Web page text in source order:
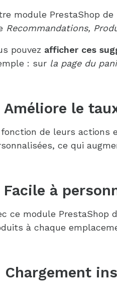
module PrestaShop
Recommandations,
pouvez afficher ces
: sur la page du
Améliore le
fonction de leurs actions
ce qui
Facile à
ce module PrestaShop
à chaque
Chargement